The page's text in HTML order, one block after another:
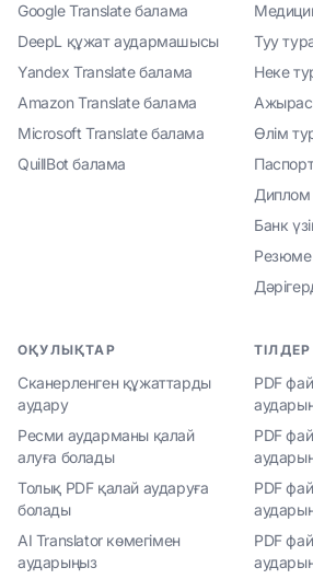
Google Translate балама
DeepL құжат аудармашысы
Yandex Translate балама
Amazon Translate балама
Microsoft Translate балама
QuillBot балама
Туу
Неке
Өлім
Диплом
Банк
Резюме
ОҚУЛЫҚТАР
Сканерленген құжаттарды
аудару
Ресми аударманы қалай
алуға болады
Толық PDF қалай аударуға
болады
AI Translator көмегімен
аударыңыз
ТІЛДЕР
PDF
PDF
PDF
PDF